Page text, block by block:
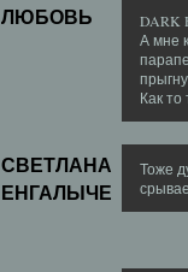
ЛЮБОВЬ
DARK
А мне
Как то
СВЕТЛАНА
ЕНГАЛЫЧЕ
Тоже